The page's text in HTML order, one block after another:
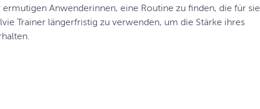
Anwenderinnen, eine Routine zu finden, die für sie
Trainer längerfristig zu verwenden, um die Stärke ihres